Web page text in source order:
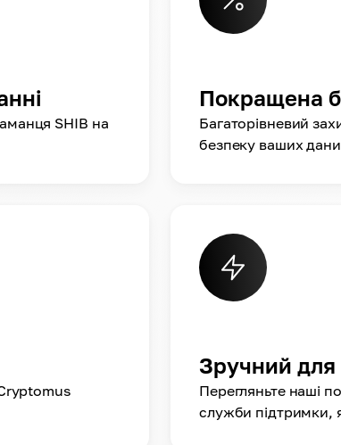
SHIB на
Покращена
Багаторівневий
безпеку ваших
Зручний для
Перегляньте наші
служби підтримки,